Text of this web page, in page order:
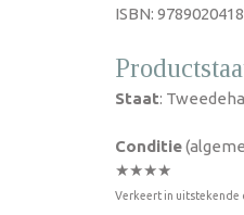
ISBN:
Staat:
Conditie
★★★★
Verkeert in uitstekende